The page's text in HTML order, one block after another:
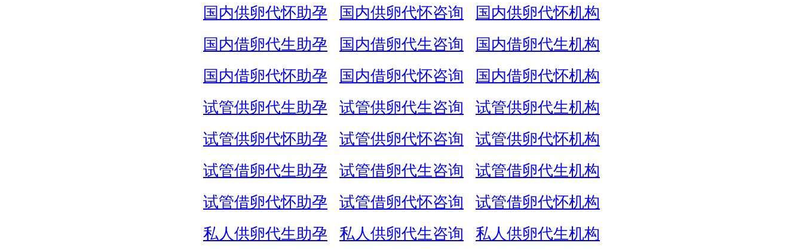
国内供卵代怀助孕
国内供卵代怀咨询
国内供卵代怀机构
国内借卵代生助孕
国内借卵代生咨询
国内借卵代生机构
国内借卵代怀助孕
国内借卵代怀咨询
国内借卵代怀机构
试管供卵代生助孕
试管供卵代生咨询
试管供卵代生机构
试管供卵代怀助孕
试管供卵代怀咨询
试管供卵代怀机构
试管借卵代生助孕
试管借卵代生咨询
试管借卵代生机构
试管借卵代怀助孕
试管借卵代怀咨询
试管借卵代怀机构
私人供卵代生助孕
私人供卵代生咨询
私人供卵代生机构